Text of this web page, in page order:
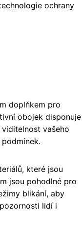
ochrany
doplňkem pro
obojek disponuje
vašeho
které jsou
jsou pohodlné pro
blikání, aby
lidí i